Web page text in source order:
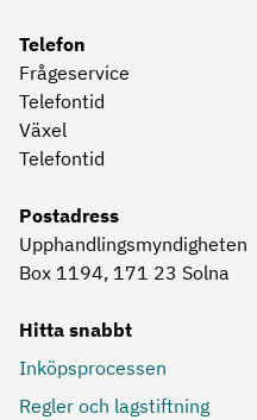
Telefon
Frågeservice
Telefontid
Växel
Telefontid
Postadress
Upphandlingsmyndigheten
Box 1194, 171 23 Solna
Hitta snabbt
Inköpsprocessen
Regler och lagstiftning